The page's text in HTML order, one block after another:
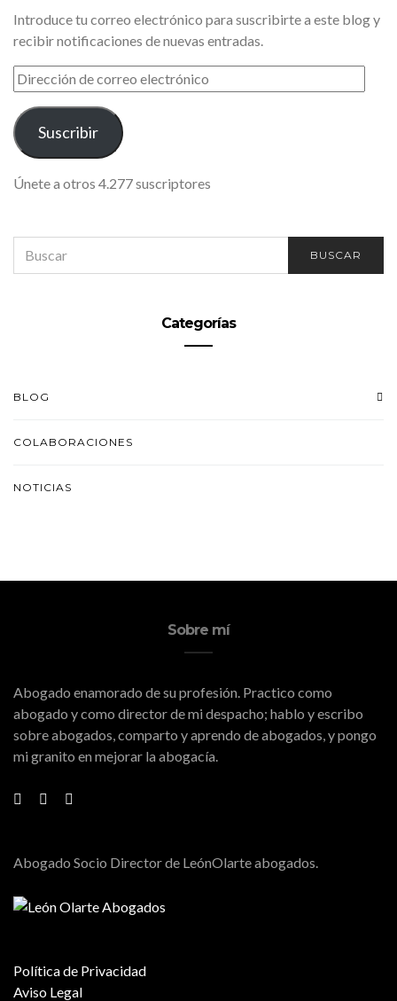
Introduce tu correo electrónico para suscribirte a este blog y
recibir notificaciones de nuevas entradas.
DIRECCIÓN
DE
CORREO
ELECTRÓNICO
Suscribir
Únete a otros 4.277 suscriptores
FOR:
BUSCAR
Categorías
BLOG
COLABORACIONES
NOTICIAS
Sobre mí
Abogado enamorado de su profesión. Practico como
abogado y como director de mi despacho; hablo y escribo
sobre abogados, comparto y aprendo de abogados, y pongo
mi granito en mejorar la abogacía.
Abogado Socio Director de LeónOlarte abogados.
Política de Privacidad
Aviso Legal